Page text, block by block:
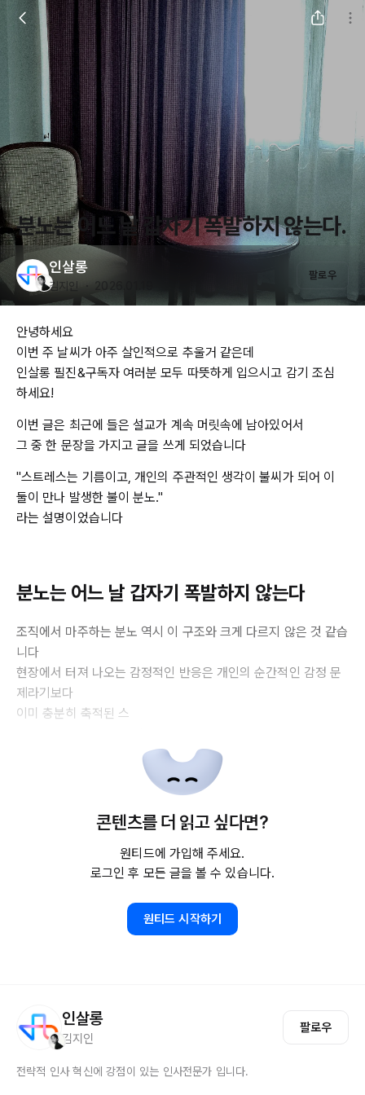
분노는 어느 날 갑자기 폭발하지 않는다.
인살롱
김지인 ・ 2026.01.19
팔로우
안녕하세요
이번 주 날씨가 아주 살인적으로 추울거 같은데
인살롱 필진&구독자 여러분 모두 따뜻하게 입으시고 감기 조심
하세요!
이번 글은 최근에 들은 설교가 계속 머릿속에 남아있어서
그 중 한 문장을 가지고 글을 쓰게 되었습니다
"스트레스는 기름이고, 개인의 주관적인 생각이 불씨가 되어 이
둘이 만나 발생한 불이 분노."
라는 설명이었습니다
분노는 어느 날 갑자기 폭발하지 않는다
조직에서 마주하는 분노 역시 이 구조와 크게 다르지 않은 것 같습
니다
현장에서 터져 나오는 감정적인 반응은 개인의 순간적인 감정 문
제라기보다
이미 충분히 축적된 스
콘텐츠를 더 읽고 싶다면?
원티드에 가입해 주세요.
로그인 후 모든 글을 볼 수 있습니다.
원티드 시작하기
인살롱
김지인
팔로우
전략적 인사 혁신에 강점이 있는 인사전문가 입니다.